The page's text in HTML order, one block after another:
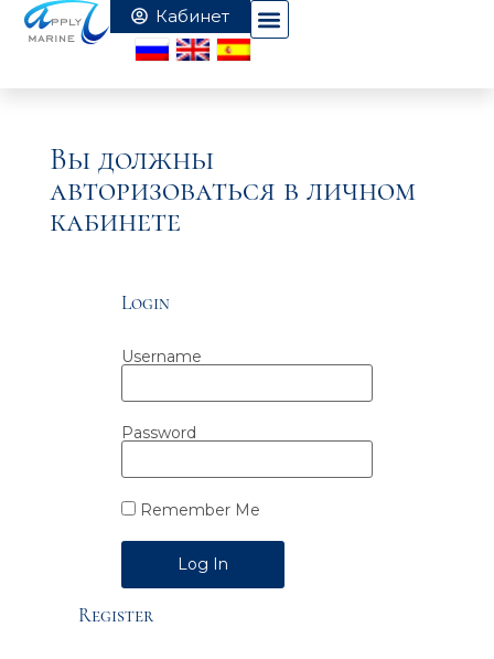
Вы должны
авторизоваться в личном
кабинете
Login
Username
Password
Remember Me
Alternative:
Register